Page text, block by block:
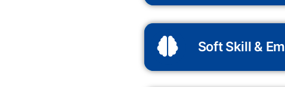
Soft Skill &